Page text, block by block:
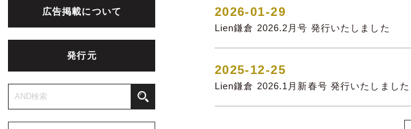
広告掲載について
発行元
2026-01-29
Lien鎌倉 2026.2月号 発行いたしました
2025-12-25
Lien鎌倉 2026.1月新春号 発行いたしました